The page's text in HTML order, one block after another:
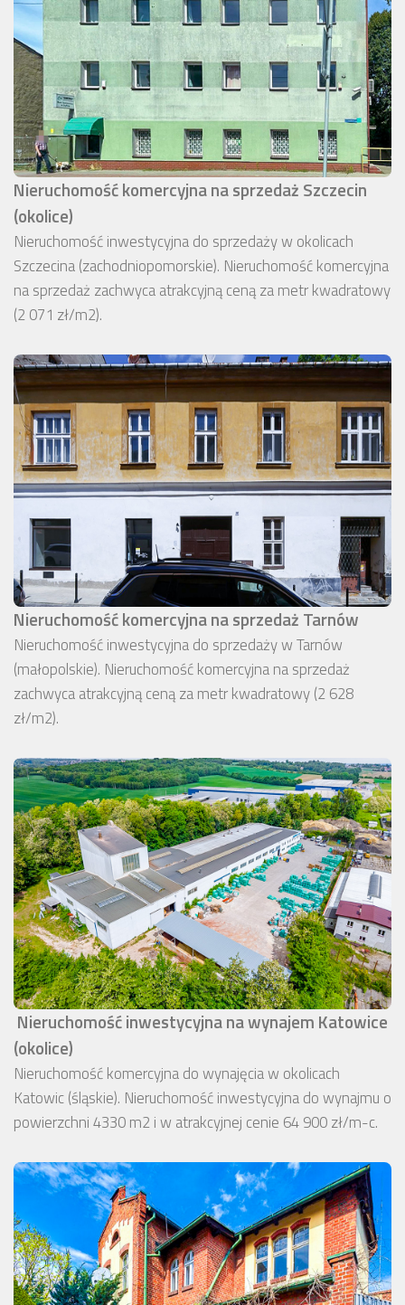
Nieruchomość komercyjna na sprzedaż Szczecin
(okolice)
Nieruchomość inwestycyjna do sprzedaży w okolicach
Szczecina (zachodniopomorskie). Nieruchomość komercyjna
na sprzedaż zachwyca atrakcyjną ceną za metr kwadratowy
(2 071 zł/m2).
Nieruchomość komercyjna na sprzedaż Tarnów
Nieruchomość inwestycyjna do sprzedaży w Tarnów
(małopolskie). Nieruchomość komercyjna na sprzedaż
zachwyca atrakcyjną ceną za metr kwadratowy (2 628
zł/m2).
Nieruchomość inwestycyjna na wynajem Katowice
(okolice)
Nieruchomość komercyjna do wynajęcia w okolicach
Katowic (śląskie). Nieruchomość inwestycyjna do wynajmu o
powierzchni 4330 m2 i w atrakcyjnej cenie 64 900 zł/m-c.